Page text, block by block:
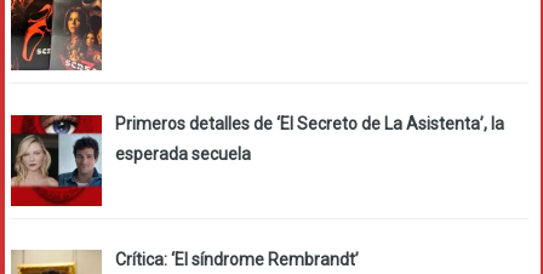
Primeros detalles de ‘El Secreto de La Asistenta’, la
esperada secuela
Crítica: ‘El síndrome Rembrandt’